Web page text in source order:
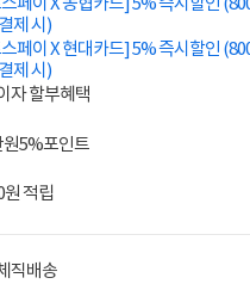
페이 X 농협카드] 5% 즉시할인
제 시)
페이 X 현대카드] 5% 즉시할인
제 시)
자 할부혜택
5%포인트
원 적립
직배송